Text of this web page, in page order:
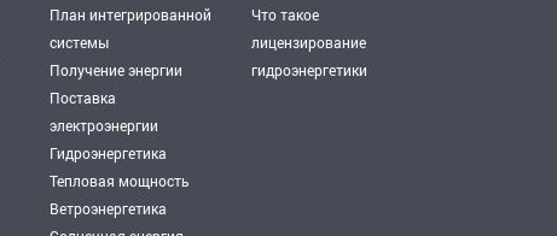
План интегрированной
системы
Получение энергии
Поставка
электроэнергии
Гидроэнергетика
Тепловая мощность
Ветроэнергетика
Что такое
лицензирование
гидроэнергетики